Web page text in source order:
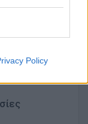
Policy